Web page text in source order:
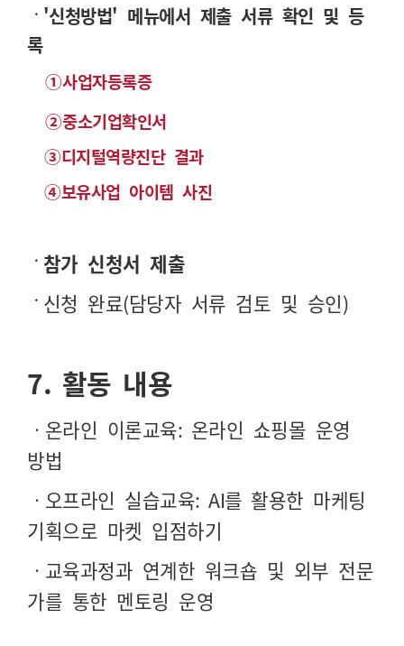
ㆍ '신청방법' 메뉴에서 제출 서류 확인 및 등
록
①사업자등록증
②중소기업확인서
③디지털역량진단 결과
④보유사업 아이템 사진
ㆍ 참가 신청서 제출
ㆍ 신청 완료(담당자 서류 검토 및 승인)
7. 활동 내용
ㆍ온라인 이론교육: 온라인 쇼핑몰 운영
방법
ㆍ오프라인 실습교육: AI를 활용한 마케팅
기획으로 마켓 입점하기
ㆍ교육과정과 연계한 워크숍 및 외부 전문
가를 통한 멘토링 운영